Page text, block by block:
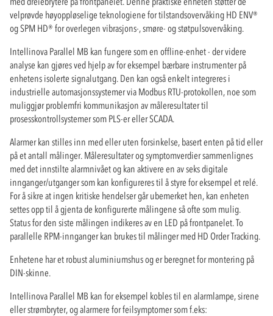
velprøvde høyoppløselige teknologiene for tilstandsovervåking HD ENV®
og SPM HD® for overlegen vibrasjons-, smøre- og støtpulsovervåking.
Intellinova Parallel MB kan fungere som en offline-enhet - der videre
analyse kan gjøres ved hjelp av for eksempel bærbare instrumenter på
enhetens isolerte signalutgang. Den kan også enkelt integreres i
industrielle automasjonssystemer via Modbus RTU-protokollen, noe som
muliggjør problemfri kommunikasjon av måleresultater til
prosesskontrollsystemer som PLS-er eller SCADA.
Alarmer kan stilles inn med eller uten forsinkelse, basert enten på tid eller
på et antall målinger. Måleresultater og symptomverdier sammenlignes
med det innstilte alarmnivået og kan aktivere en av seks digitale
innganger/utganger som kan konfigureres til å styre for eksempel et relé.
For å sikre at ingen kritiske hendelser går ubemerket hen, kan enheten
settes opp til å gjenta de konfigurerte målingene så ofte som mulig.
Status for den siste målingen indikeres av en LED på frontpanelet. To
parallelle RPM-innganger kan brukes til målinger med HD Order Tracking.
Enhetene har et robust aluminiumshus og er beregnet for montering på
DIN-skinne.
Intellinova Parallel MB kan for eksempel kobles til en alarmlampe, sirene
eller strømbryter, og alarmere for feilsymptomer som f.eks: